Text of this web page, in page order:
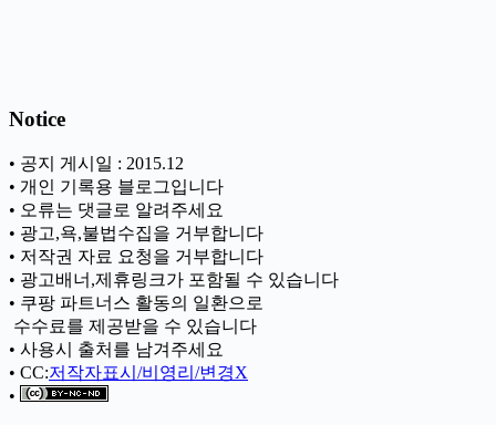
Notice
• 공지 게시일 : 2015.12
• 개인 기록용 블로그입니다
• 오류는 댓글로 알려주세요
• 광고,욕,불법수집을 거부합니다
• 저작권 자료 요청을 거부합니다
• 광고배너,제휴링크가 포함될 수 있습니다
• 쿠팡 파트너스 활동의 일환으로
ㅤ 수수료를 제공받을 수 있습니다
• 사용시 출처를 남겨주세요
• CC:저작자표시/비영리/변경X
•